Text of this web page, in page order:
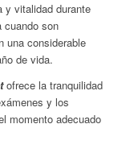
y vitalidad durante
cuando son
una considerable
de vida.
ofrece la tranquilidad
y los
momento adecuado